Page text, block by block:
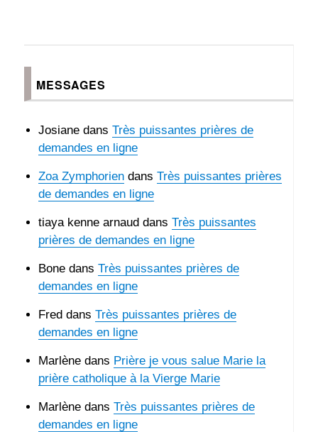
ou
prier
Pio
MESSAGES
Josiane dansTrès puissantes prières de
demandes en ligne
Zoa Zymphorien dansTrès puissantes prières
de demandes en ligne
tiaya kenne arnaud dansTrès puissantes
prières de demandes en ligne
Bone dansTrès puissantes prières de
demandes en ligne
Fred dansTrès puissantes prières de
demandes en ligne
Marlène dans Prière je vous salue Marie la
prière catholique à la Vierge Marie
Marlène dansTrès puissantes prières de
demandes en ligne